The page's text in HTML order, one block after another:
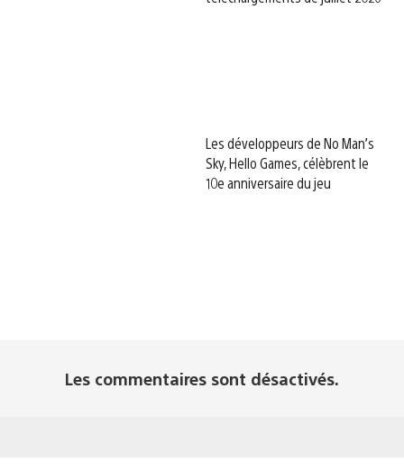
Les développeurs de No Man’s
Sky, Hello Games, célèbrent le
10e anniversaire du jeu
Les commentaires sont désactivés.